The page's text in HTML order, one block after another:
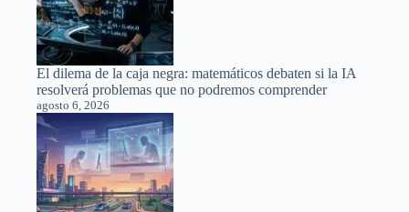
El dilema de la caja negra: matemáticos debaten si la IA
resolverá problemas que no podremos comprender
agosto 6, 2026